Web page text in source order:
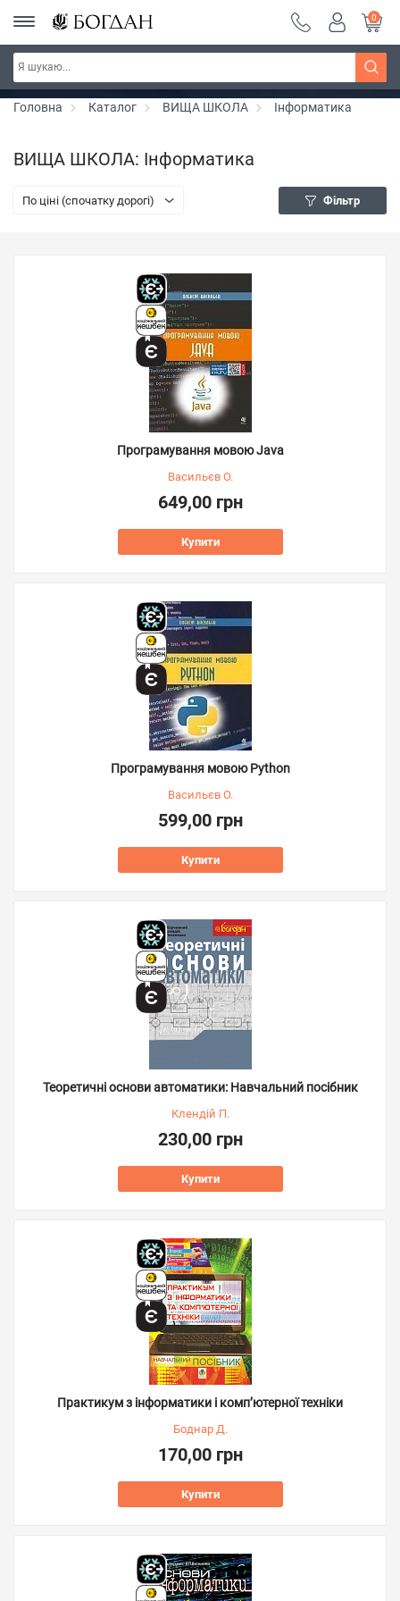
РОЗПРОДАЖ ~ 150 грн ~ 200 грн ~ 250 грн ~
300 грн ~ РОЗПРОДАЖ
Дізнатись більше
0
Головна Каталог ВИЩА ШКОЛА Інформатика
ВИЩА ШКОЛА: Інформатика
По ціні (спочатку дорогі) Фільтр
Програмування мовою Java
Васильєв О.
649,00 грн
Купити
Програмування мовою Python
Васильєв О.
599,00 грн
Купити
Теоретичні основи автоматики: Навчальний посібник
Клендій П.
230,00 грн
Купити
Практикум з інформатики і комп’ютерної техніки
Боднар Д.
170,00 грн
Купити